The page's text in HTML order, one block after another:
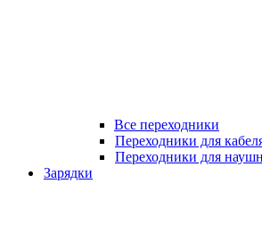
Все переходники
Переходники для
Переходники для
Зарядки